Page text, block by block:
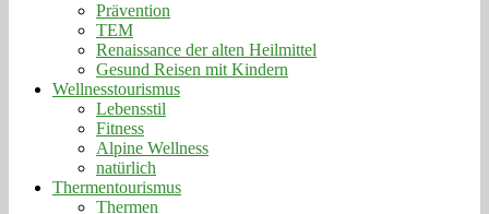
Prävention
TEM
Renaissance der alten Heilmittel
Gesund Reisen mit Kindern
Wellnesstourismus
Lebensstil
Fitness
Alpine Wellness
natürlich
Thermentourismus
Thermen